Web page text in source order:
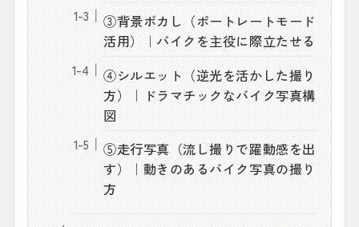
③背景ボカし（ポートレートモード
活用）｜バイクを主役に際立たせる
④シルエット（逆光を活かした撮り
方）｜ドラマチックなバイク写真構
図
⑤走行写真（流し撮りで躍動感を出
す）｜動きのあるバイク写真の撮り
方